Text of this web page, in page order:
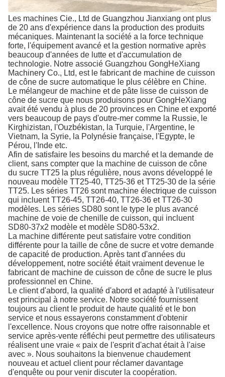
Les machines Cie., Ltd de Guangzhou Jianxiang ont plus
de 20 ans d'expérience dans la production des produits
mécaniques. Maintenant la société a la force technique
forte, l'équipement avancé et la gestion normative après
beaucoup d'années de lutte et d'accumulation de
technologie. Notre associé Guangzhou GongHeXiang
Machinery Co., Ltd, est le fabricant de machine de cuisson
de cône de sucre automatique le plus célèbre en Chine.
Le mélangeur de machine et de pâte lisse de cuisson de
cône de sucre que nous produisons pour GongHeXiang
avait été vendu à plus de 20 provinces en Chine et exporté
vers beaucoup de pays d'outre-mer comme la Russie, le
Kirghizistan, l'Ouzbékistan, la Turquie, l'Argentine, le
Vietnam, la Syrie, la Polynésie française, l'Egypte, le
Pérou, l'Inde etc.
Afin de satisfaire les besoins du marché et la demande de
client, sans compter que la machine de cuisson de cône
du sucre TT25 la plus régulière, nous avons développé le
nouveau modèle TT25-40, TT25-36 et TT25-30 de la série
TT25. Les séries TT26 sont machine électrique de cuisson
qui incluent TT26-45, TT26-40, TT26-36 et TT26-30
modèles. Les séries SD80 sont le type le plus avancé
machine de voie de chenille de cuisson, qui incluent
SD80-37x2 modèle et modèle SD80-53x2.
La machine différente peut satisfaire votre condition
différente pour la taille de cône de sucre et votre demande
de capacité de production. Après tant d'années du
développement, notre société était vraiment devenue le
fabricant de machine de cuisson de cône de sucre le plus
professionnel en Chine.
Le client d'abord, la qualité d'abord et adapté à l'utilisateur
est principal à notre service. Notre société fournissent
toujours au client le produit de haute qualité et le bon
service et nous essayerons constamment d'obtenir
l'excellence. Nous croyons que notre offre raisonnable et
service après-vente réfléchi peut permettre des utilisateurs
réalisent une vraie « paix de l'esprit d'achat était à l'aise
avec ». Nous souhaitons la bienvenue chaudement
nouveau et actuel client pour réclamer davantage
d'enquête ou pour venir discuter la coopération.